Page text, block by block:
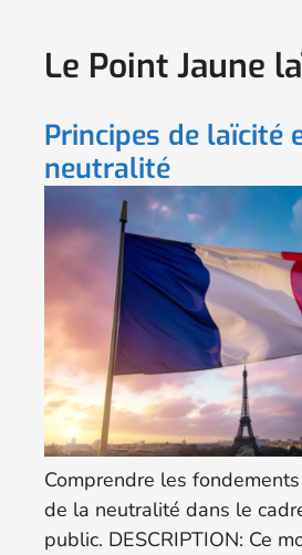
Le Point Jaune
Principes de laïcité
neutralité
Comprendre les
de la neutralité dans le
public. DESCRIPTION: Ce